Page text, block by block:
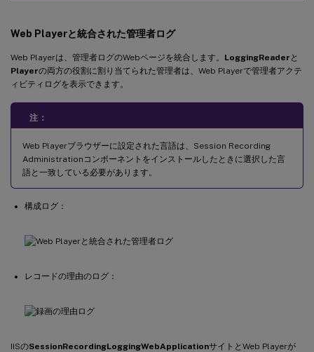
Web Playerと統合された管理者ログ
Web Playerは、管理者ログのWebページを統合します。 LoggingReader と
Playerの両方の役割に割り当てられた管理者は、Web Playerで管理者アクテ
ィビティログを表示できます。
注：
Web Playerブラウザーに設定された言語は、Session Recording
Administrationコンポーネントをインストールしたときに選択した言
語と一致している必要があります。
構成ログ：
レコードの理由のログ：
IISのSessionRecordingLoggingWebApplicationサイトとWeb Playerが